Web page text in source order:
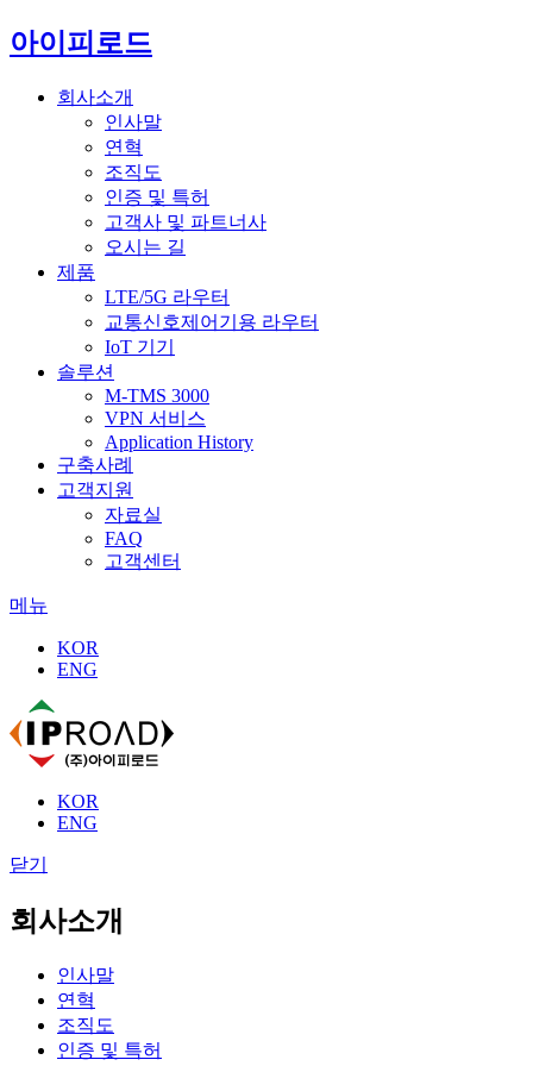
아이피로드
회사소개
인사말
연혁
조직도
인증 및 특허
고객사 및 파트너사
오시는 길
제품
LTE/5G 라우터
교통신호제어기용 라우터
IoT 기기
솔루션
M-TMS 3000
VPN 서비스
Application History
구축사례
고객지원
자료실
FAQ
고객센터
메뉴
KOR
ENG
KOR
ENG
연혁
조직도
인증 및 특허
고객사 및 파트너사
오시는 길
제품